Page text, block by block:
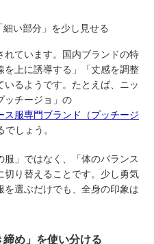
い部分」を少し見せる
れています。国内ブランドの特
上に誘導する」「丈感を調整
るようです。たとえば、ニッ
ッチージョ」の
服専門ブランド（プッチージ
しょう。
」ではなく、「体のバランス
切り替えることです。少し勇気
選ぶだけでも、全身の印象は
め」を使い分ける